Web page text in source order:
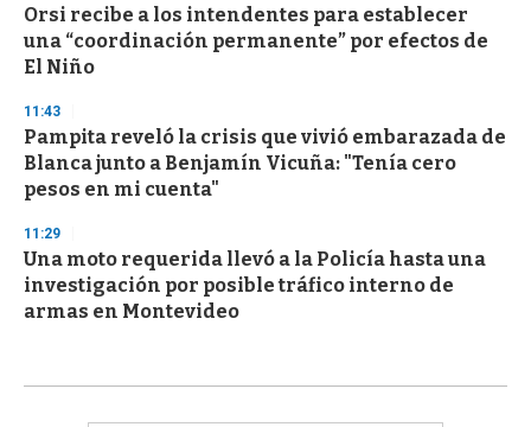
Orsi recibe a los intendentes para establecer
una “coordinación permanente” por efectos de
El Niño
11:43
Pampita reveló la crisis que vivió embarazada de
Blanca junto a Benjamín Vicuña: "Tenía cero
pesos en mi cuenta"
11:29
Una moto requerida llevó a la Policía hasta una
investigación por posible tráfico interno de
armas en Montevideo